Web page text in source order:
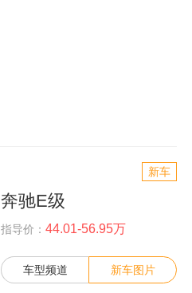
新车
奔驰E级
指导价： 44.01-56.95万
车型频道 新车图片